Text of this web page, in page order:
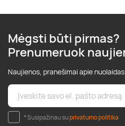
Mėgsti būti pirmas?
Prenumeruok
Naujienos, pranešimai apie
* Susipažinau suprivatumo politika